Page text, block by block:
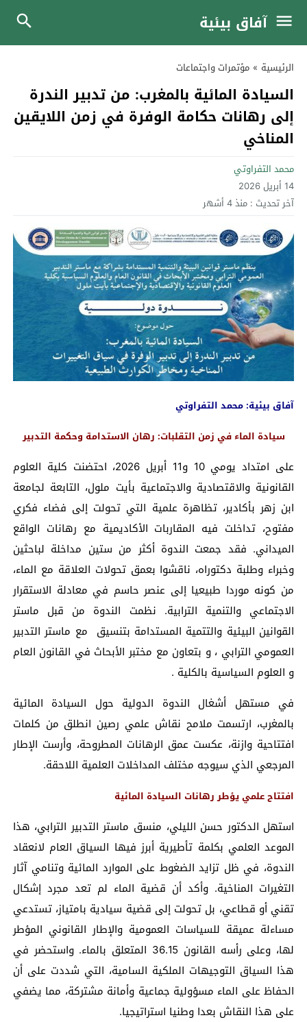
آفاق بيئية
الرئيسية » مؤتمرات واجتماعات
السيادة المائية بالمغرب: من تدبير الندرة
إلى رهانات حكامة الوفرة في زمن اللايقين
المناخي
محمد التفراوتي
14 أبريل 2026
آخر تحديث : منذ 4 أشهر
آفاق بيئية: محمد التفراوتي
سيادة الماء في زمن التقلبات: رهان الاستدامة وحكمة التدبير
على امتداد يومي 10 و11 أبريل 2026، احتضنت كلية العلوم
القانونية والاقتصادية والاجتماعية بأيت ملول، التابعة لجامعة
ابن زهر بأكادير، تظاهرة علمية التي تحولت إلى فضاء فكري
مفتوح، تداخلت فيه المقاربات الأكاديمية مع رهانات الواقع
الميداني. فقد جمعت الندوة أكثر من ستين مداخلة لباحثين
وخبراء وطلبة دكتوراه، ناقشوا بعمق تحولات العلاقة مع الماء،
من كونه موردا طبيعيا إلى عنصر حاسم في معادلة الاستقرار
الاجتماعي والتنمية الترابية. نظمت الندوة من قبل ماستر
القوانين البيئية والتتمية المستدامة بتنسيق مع ماستر التدبير
العمومي الترابي ، و بتعاون مع مختبر الأبحاث في القانون العام
و العلوم السياسية بالكلية .
في مستهل أشغال الندوة الدولية حول السيادة المائية
بالمغرب، ارتسمت ملامح نقاش علمي رصين انطلق من كلمات
افتتاحية وازنة، عكست عمق الرهانات المطروحة، وأرست الإطار
المرجعي الذي سيوجه مختلف المداخلات العلمية اللاحقة.
افتتاح علمي يؤطر رهانات السيادة المائية
استهل الدكتور حسن الليلي، منسق ماستر التدبير الترابي، هذا
الموعد العلمي بكلمة تأطيرية أبرز فيها السياق العام لانعقاد
الندوة، في ظل تزايد الضغوط على الموارد المائية وتنامي آثار
التغيرات المناخية. وأكد أن قضية الماء لم تعد مجرد إشكال
تقني أو قطاعي، بل تحولت إلى قضية سيادية بامتياز، تستدعي
مساءلة عميقة للسياسات العمومية والإطار القانوني المؤطر
لها، وعلى رأسه القانون 36.15 المتعلق بالماء. واستحضر في
هذا السياق التوجيهات الملكية السامية، التي شددت على أن
الحفاظ على الماء مسؤولية جماعية وأمانة مشتركة، مما يضفي
على هذا النقاش بعدا وطنيا استراتيجيا.